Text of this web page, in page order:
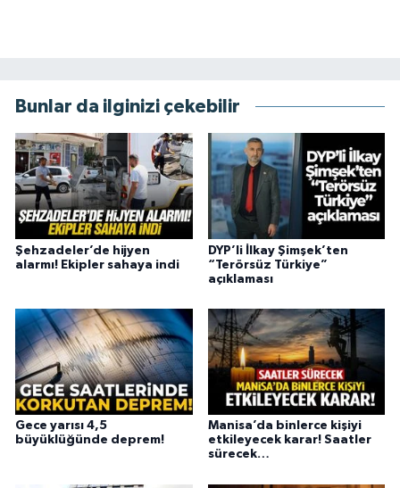
Bunlar da ilginizi çekebilir
Şehzadeler’de hijyen
alarmı! Ekipler sahaya indi
DYP’li İlkay Şimşek’ten
“Terörsüz Türkiye”
açıklaması
Gece yarısı 4,5
büyüklüğünde deprem!
Manisa’da binlerce kişiyi
etkileyecek karar! Saatler
sürecek…